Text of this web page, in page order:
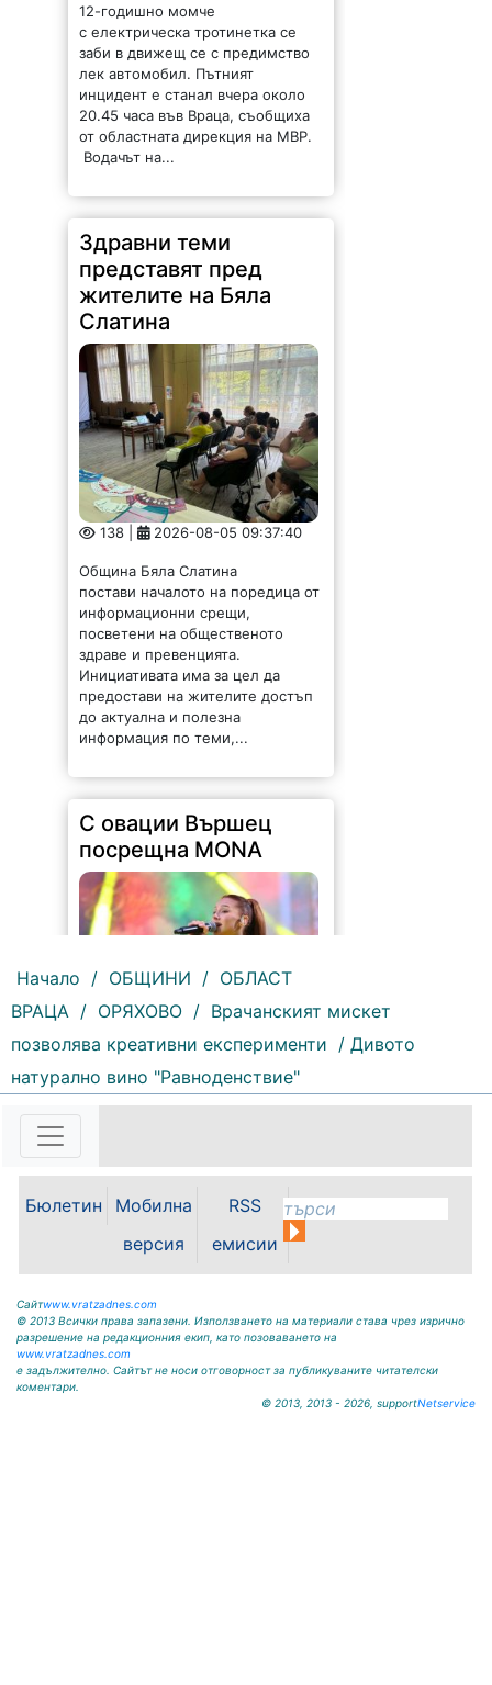
12-годишно момче
с електрическа тротинетка се
заби в движещ се с предимство
лек автомобил. Пътният
инцидент е станал вчера около
20.45 часа във Враца, съобщиха
от областната дирекция на МВР.
Водачът на...
Здравни теми
представят пред
жителите на Бяла
Слатина
138 | 2026-08-05 09:37:40
Община Бяла Слатина
постави началото на поредица от
информационни срещи,
посветени на общественото
здраве и превенцията.
Инициативата има за цел да
предостави на жителите достъп
до актуална и полезна
информация по теми,...
С овации Вършец
посрещна MONA
140 | 2026-08-05 09:30:06
Вършец посрещна с бурни
овации новата звезда на
българската музика – MONA. Със
присъствие и неповторимо
звучене и български фолклор,
Начало / ОБЩИНИ / ОБЛАСТ
ВРАЦА / ОРЯХОВО / Врачанският мискет
позволява креативни експерименти / Дивото
натурално вино "Равноденствие"
Бюлетин
Мобилна
версия
RSS
емисии
Сайтwww.vratzadnes.com
© 2013 Всички права запазени. Използването на материали става чрез изрично
разрешение на редакционния екип, като позоваването на
www.vratzadnes.com
е задължително. Сайтът не носи отговорност за публикуваните читателски
коментари.
© 2013, 2013 - 2026, supportNetservice